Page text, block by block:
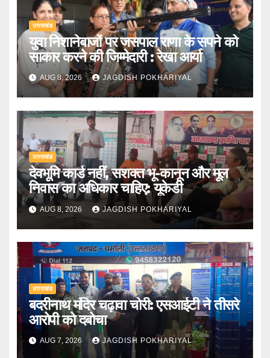
उत्तराखंड
युवा निशानेबाजों पर जसपाल राणा के सपने को
साकार करने की जिम्मेदारी : रेखा आर्या
AUG 8, 2026 JAGDISH POKHARIYAL
उत्तराखंड
देवभूमि कार्ड नहीं, सशक्त भू-कानून और मूल
निवास का अधिकार चाहिए: यूकेडी
AUG 8, 2026 JAGDISH POKHARIYAL
उत्तराखंड
बदरीनाथ मंदिर चढ़ावा चोरी: एसआईटी ने तीसरे
आरोपी को दबोचा
AUG 7, 2026 JAGDISH POKHARIYAL